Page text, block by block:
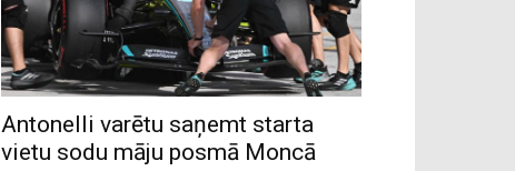
Antonelli varētu saņemt starta
vietu sodu māju posmā Moncā